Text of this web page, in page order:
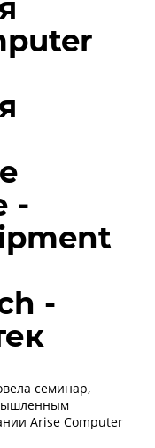
-
-
семинар,
Arise Computer